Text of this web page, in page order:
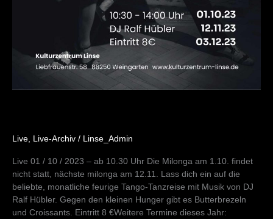
Live Live-Archiv / Linse_Admin
Live 01 / 10 / 2023 – ab 10.30 Uhr Die Milonga am 1.10. findet
nicht statt, nächste milonga am 12.11. Lass dich ein auf die
beliebte, monatliche feurige Tango-Tanzreise mit Musik von DJ
Ralf Hübler. Gegen den kleinen Hunger gibt es Butterbrezeln
und Croissants. Eintritt 8 €Weitere Termine dieses Jahr: